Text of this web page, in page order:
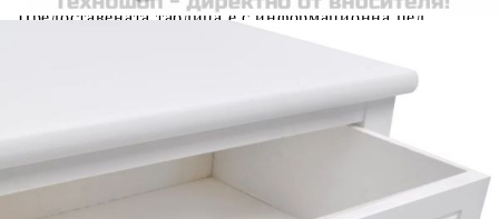
Предоставената таблица е с информационна цел.
Добавете продукта в количката си с бутона "Добави в
Предоставената таблица е с информационна цел.
Добавете продукта в количката си с бутона "Добави в
количката" и при поръчка ще можете да изберете броя
вноски на кредита.